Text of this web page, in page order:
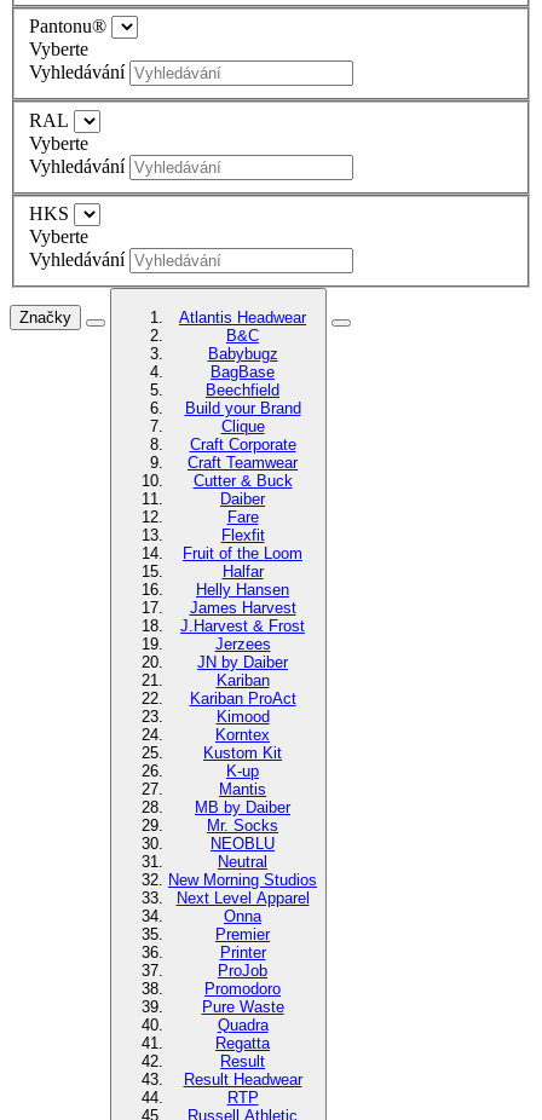
Pantonu®
Vyberte
Vyhledávání
RAL
Vyberte
Vyhledávání
HKS
Vyberte
Vyhledávání
Značky
Atlantis Headwear
B&C
Babybugz
BagBase
Beechfield
Build your Brand
Clique
Craft Corporate
Craft Teamwear
Cutter & Buck
Daiber
Fare
Flexfit
Fruit of the Loom
Halfar
Helly Hansen
James Harvest
J.Harvest & Frost
Jerzees
JN by Daiber
Kariban
Kariban ProAct
Kimood
Korntex
Kustom Kit
K-up
Mantis
MB by Daiber
Mr. Socks
NEOBLU
Neutral
New Morning Studios
Next Level Apparel
Onna
Premier
Printer
ProJob
Promodoro
Pure Waste
Quadra
Regatta
Result
Result Headwear
RTP
Russell Athletic